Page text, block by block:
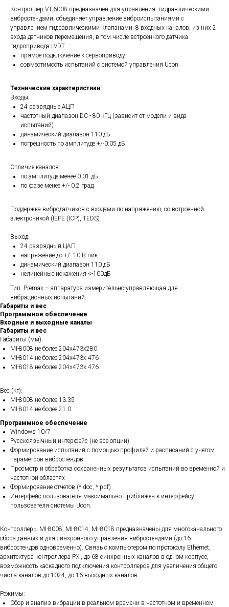
Контроллер VT-6008 предназначен для управления. гидравлическими
вибростендами, объединяет управление виброиспытаниями с
управлением гидравлическими клапанами. 8 входных каналов, из них 2
входа датчиков перемещения, в том числе встроенного датчика
гидропривода LVDT
прямое подключение к сервоприводу
совместимость испытаний с системой управления Ucon.
Технические характеристики:
Входы:
24 разрядные АЦП
частотный диапазон DC - 80 кГц (зависит от модели и вида
испытаний)
динамический диапазон 110 дБ
погрешность по амплитуде +/-0.05 дБ
Отличие каналов:
по амплитуде менее 0.01 дБ
по фазе менее +/- 0.2 град
Поддержка вибродатчиков с входами по напряжению, со встроенной
электроникой (IEPE (ICP), TEDS).
Выход:
24 разрядный ЦАП
напряжение до +/- 10 В пик
динамический диапазон 110 дБ
нелинейные искажения <-100дБ
Тип: Premax – аппаратура измерительно-управляющая для
вибрационных испытаний.
Габариты и вес
Программное обеспечение
Входные и выходные каналы
Габариты и вес
Габариты (мм):
MI-8008 не более 204x473x280
MI-8014 не более 204x473x 476
MI-8018 не более 204x473x 476
Вес (кг):
MI-8008 не более 13.35
MI-8014 не более 21.0
Программное обеспечение
Windows 10/7
Русскоязычный интерфейс (не все опции)
Формирование испытаний с помощью профилей и расписаний с учетом
параметров вибростендов
Просмотр и обработка сохраненных результатов испытаний во временной и
частотной областях
Формирование отчетов (*.doc, *.pdf)
Интерфейс пользователя максимально приближен к интерфейсу
пользователя системы Ucon.
Контроллеры MI-8008, MI-8014, MI-8018 предназначены для многоканального
сбора данных и для синхронного управления вибростендами (до 16
вибростендов одновременно). Связь с компьютером по протоколу Ethernet,
архитектура контроллера PXI, до 68 синхронных каналов в одном корпусе,
возможность каскадного подключения контроллеров для увеличения общего
числа каналов до 1024, до 16 выходных каналов.
Режимы:
Сбор и анализ вибрации в реальном времени в частотном и временном